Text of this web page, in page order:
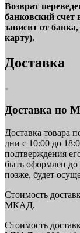
Возврат
банковский счет
зависит от
карту).
Доставка
Доставка по
Доставка товара
дни с 10:00 до
подтверждения
быть оформлен до
позже, будет
Стоимость
МКАД.
Стоимость